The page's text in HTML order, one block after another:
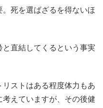
死を選ばざるを得ないほ
直結してくるという事実
ストはある程度体力もあ
えていますが、その後健